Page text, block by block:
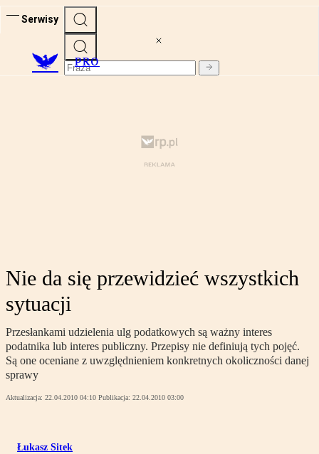
Serwisy
PRO
Nie da się przewidzieć wszystkich
sytuacji
Przesłankami udzielenia ulg podatkowych są ważny interes
podatnika lub interes publiczny. Przepisy nie definiują tych pojęć.
Są one oceniane z uwzględnieniem konkretnych okoliczności danej
sprawy
Aktualizacja: 22.04.2010 04:10 Publikacja: 22.04.2010 03:00
Łukasz Sitek